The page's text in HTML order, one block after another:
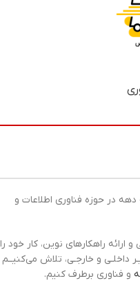
در حوزه فناوری اطلاعات و
راهکارهای نوین، کار خود را
داخلـی و خارجـی، تلاش می‌کنیــم
و فناوری برطرف کنیم.